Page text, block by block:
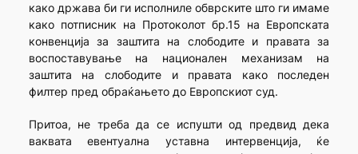
како држава би ги исполниле обврските што ги имаме
како потписник на Протоколот бр.15 на Европската
конвенција за заштита на слободите и правата за
воспоставување на национален механизам на
заштита на слободите и правата како последен
филтер пред обраќањето до Европскиот суд.
Притоа, не треба да се испушти од предвид дека
ваквата евентуална уставна интервенција, ќе